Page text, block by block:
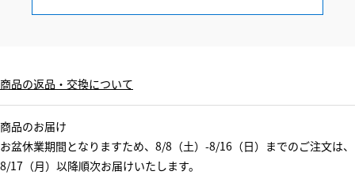
商品の返品・交換について
商品のお届け
お盆休業期間となりますため、8/8（土）-8/16（日）までのご注文は、
8/17（月）以降順次お届けいたします。